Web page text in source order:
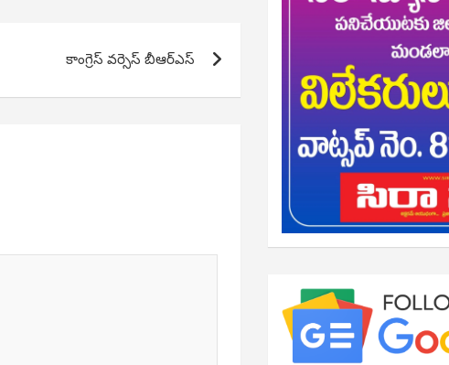
కాంగ్రెస్ వర్సెస్ బీఆర్ఎస్